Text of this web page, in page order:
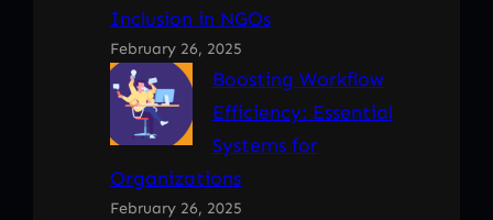
Inclusion in NGOs
February 26, 2025
Boosting Workflow
Efficiency: Essential
Systems for
Organizations
February 26, 2025